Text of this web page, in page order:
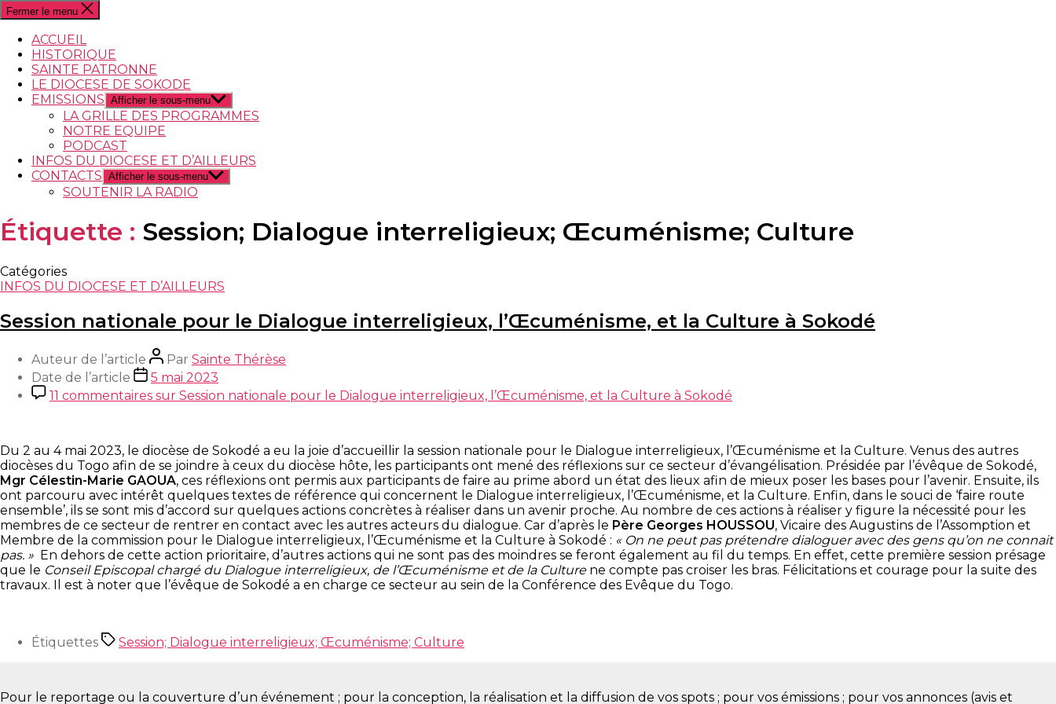
Fermer le menu
ACCUEIL
HISTORIQUE
SAINTE PATRONNE
LE DIOCESE DE SOKODE
EMISSIONS Afficher le sous-menu
LA GRILLE DES PROGRAMMES
NOTRE EQUIPE
PODCAST
INFOS DU DIOCESE ET D’AILLEURS
CONTACTS Afficher le sous-menu
SOUTENIR LA RADIO
Étiquette : Session; Dialogue interreligieux; Œcuménisme; Culture
Catégories
INFOS DU DIOCESE ET D’AILLEURS
Session nationale pour le Dialogue interreligieux, l’Œcuménisme, et la Culture à Sokodé
Auteur de l’article Par Sainte Thérèse
Date de l’article
5 mai 2023
11 commentaires sur Session nationale pour le Dialogue interreligieux, l’Œcuménisme, et la Culture à Sokodé
Du 2 au 4 mai 2023, le diocèse de Sokodé a eu la joie d’accueillir la session nationale pour le Dialogue interreligieux, l’Œcuménisme et la Culture. Venus des autres
diocèses du Togo afin de se joindre à ceux du diocèse hôte, les participants ont mené des réflexions sur ce secteur d’évangélisation. Présidée par l’évêque de Sokodé,
Mgr Célestin-Marie GAOUA, ces réflexions ont permis aux participants de faire au prime abord un état des lieux afin de mieux poser les bases pour l’avenir. Ensuite, ils
ont parcouru avec intérêt quelques textes de référence qui concernent le Dialogue interreligieux, l’Œcuménisme, et la Culture. Enfin, dans le souci de ‘faire route
ensemble’, ils se sont mis d’accord sur quelques actions concrètes à réaliser dans un avenir proche. Au nombre de ces actions à réaliser y figure la nécessité pour les
membres de ce secteur de rentrer en contact avec les autres acteurs du dialogue. Car d’après le Père Georges HOUSSOU, Vicaire des Augustins de l’Assomption et
Membre de la commission pour le Dialogue interreligieux, l’Œcuménisme et la Culture à Sokodé : « On ne peut pas prétendre dialoguer avec des gens qu’on ne connait
pas. » En dehors de cette action prioritaire, d’autres actions qui ne sont pas des moindres se feront également au fil du temps. En effet, cette première session présage
que le Conseil Episcopal chargé du Dialogue interreligieux, de l’Œcuménisme et de la Culturene compte pas croiser les bras. Félicitations et courage pour la suite des
travaux. Il est à noter que l’évêque de Sokodé a en charge ce secteur au sein de la Conférence des Evêque du Togo.
Étiquettes Session; Dialogue interreligieux; Œcuménisme; Culture
Pour le reportage ou la couverture d’un événement ; pour la conception, la réalisation et la diffusion de vos spots ; pour vos émissions ; pour vos annonces (avis et